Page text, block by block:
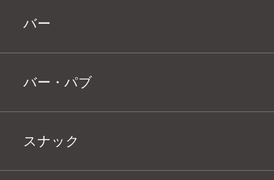
バー
バー・パブ
スナック